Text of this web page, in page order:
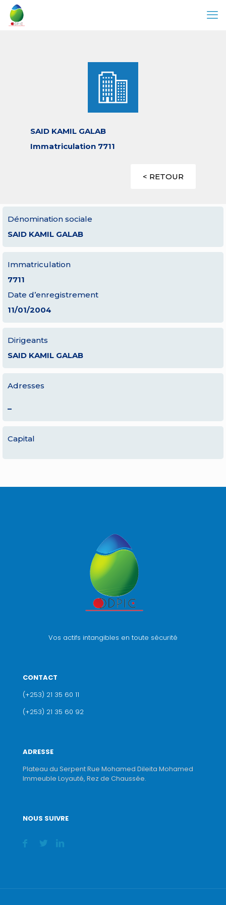
SAID KAMIL GALAB
Immatriculation 7711
< RETOUR
Dénomination sociale
SAID KAMIL GALAB
Immatriculation
7711
Date d’enregistrement
11/01/2004
Dirigeants
SAID KAMIL GALAB
Adresses
–
Capital
Vos actifs intangibles en toute sécurité
CONTACT
(+253) 21 35 60 11
(+253) 21 35 60 92
ADRESSE
Plateau du Serpent Rue Mohamed Dileita Mohamed
Immeuble Loyauté, Rez de Chaussée.
NOUS SUIVRE